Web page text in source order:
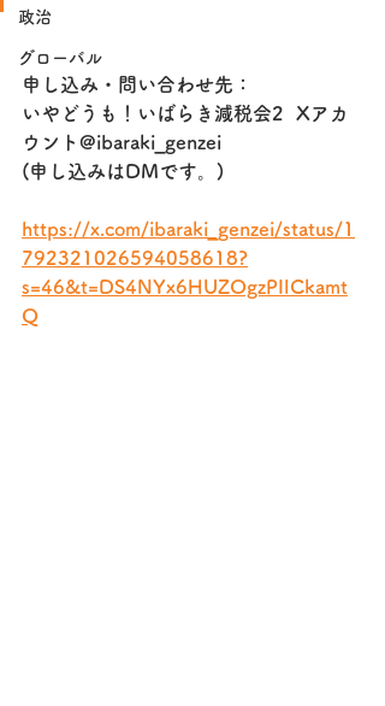
政治
グローバル
申し込み・問い合わせ先：
いやどうも！いばらき減税会2  Xアカ
ウント@ibaraki_genzei
(申し込みはDMです。)
https://x.com/ibaraki_genzei/status/1
792321026594058618?
s=46&t=DS4NYx6HUZOgzPIlCkamt
Q